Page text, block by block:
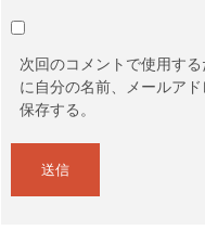
次回のコメントで使用す
に自分の名前、メールア
保存する。